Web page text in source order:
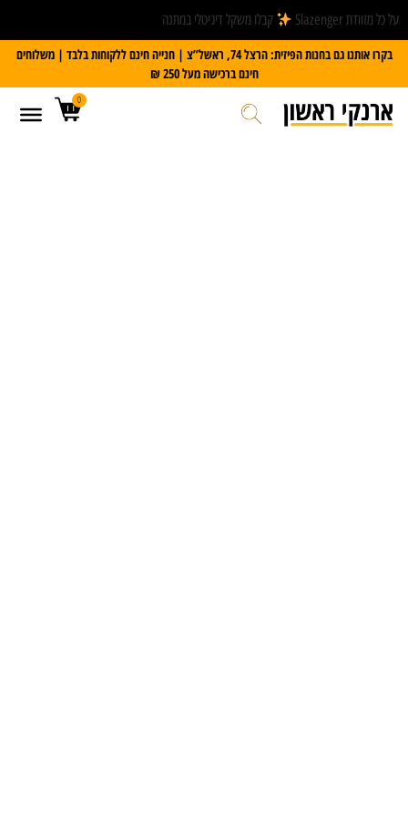
על כל מזוודת Slazenger
קבלו משקל דיגיטלי במתנה
בקרו אותנו גם בחנות הפיזית: הרצל 74, ראשל”צ | חנייה חינם ללקוחות בלבד | משלוחים
חינם ברכישה מעל 250 ₪
0